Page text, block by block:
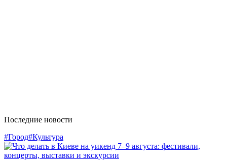
Последние новости
#Город#Культура